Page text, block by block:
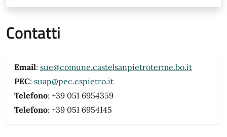
Contatti
Email: sue@comune.castelsanpietroterme.bo.it
PEC: suap@pec.cspietro.it
Telefono: +39 051 6954359
Telefono: +39 051 6954145